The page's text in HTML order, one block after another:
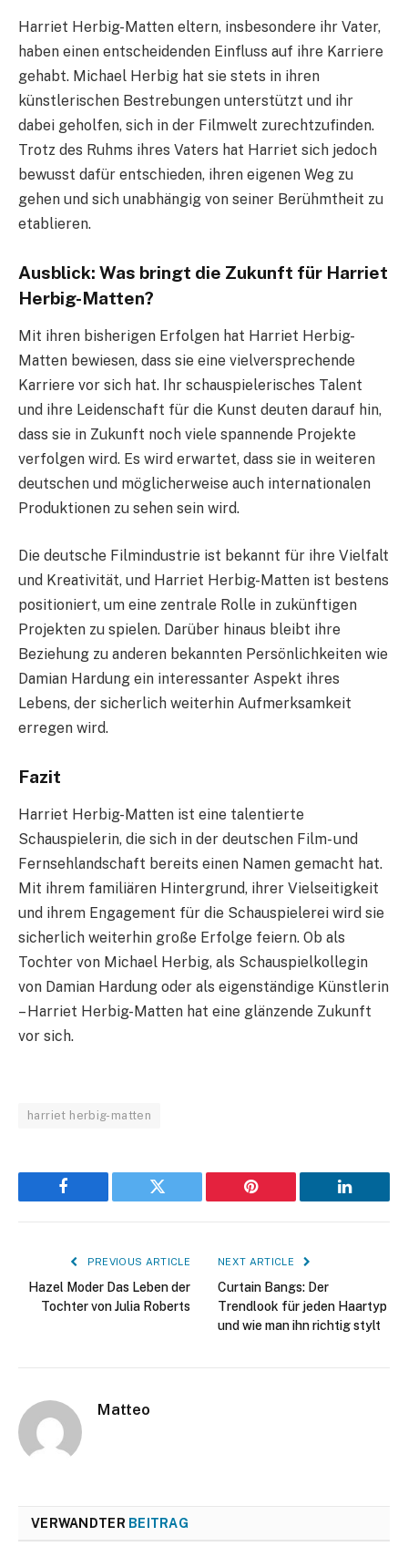
Harriet Herbig-Matten eltern, insbesondere ihr Vater,
haben einen entscheidenden Einfluss auf ihre Karriere
gehabt. Michael Herbig hat sie stets in ihren
künstlerischen Bestrebungen unterstützt und ihr
dabei geholfen, sich in der Filmwelt zurechtzufinden.
Trotz des Ruhms ihres Vaters hat Harriet sich jedoch
bewusst dafür entschieden, ihren eigenen Weg zu
gehen und sich unabhängig von seiner Berühmtheit zu
etablieren.
Ausblick: Was bringt die Zukunft für Harriet
Herbig-Matten?
Mit ihren bisherigen Erfolgen hat Harriet Herbig-
Matten bewiesen, dass sie eine vielversprechende
Karriere vor sich hat. Ihr schauspielerisches Talent
und ihre Leidenschaft für die Kunst deuten darauf hin,
dass sie in Zukunft noch viele spannende Projekte
verfolgen wird. Es wird erwartet, dass sie in weiteren
deutschen und möglicherweise auch internationalen
Produktionen zu sehen sein wird.
Die deutsche Filmindustrie ist bekannt für ihre Vielfalt
und Kreativität, und Harriet Herbig-Matten ist bestens
positioniert, um eine zentrale Rolle in zukünftigen
Projekten zu spielen. Darüber hinaus bleibt ihre
Beziehung zu anderen bekannten Persönlichkeiten wie
Damian Hardung ein interessanter Aspekt ihres
Lebens, der sicherlich weiterhin Aufmerksamkeit
erregen wird.
Fazit
Harriet Herbig-Matten ist eine talentierte
Schauspielerin, die sich in der deutschen Film- und
Fernsehlandschaft bereits einen Namen gemacht hat.
Mit ihrem familiären Hintergrund, ihrer Vielseitigkeit
und ihrem Engagement für die Schauspielerei wird sie
sicherlich weiterhin große Erfolge feiern. Ob als
Tochter von Michael Herbig, als Schauspielkollegin
von Damian Hardung oder als eigenständige Künstlerin
– Harriet Herbig-Matten hat eine glänzende Zukunft
vor sich.
harriet herbig-matten
Facebook Twitter Pinterest LinkedIn
PREVIOUS ARTICLE
Hazel Moder Das Leben der
Tochter von Julia Roberts
NEXT ARTICLE
Curtain Bangs: Der
Trendlook für jeden Haartyp
und wie man ihn richtig stylt
Matteo
VERWANDTER BEITRAG